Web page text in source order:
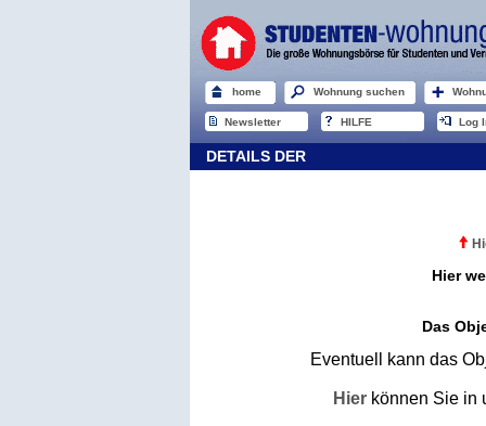
home Wohnung suchen
Newsletter HILFE Log
DETAILS DER
Hier
Das
Eventuell kann das
Hier können Sie in